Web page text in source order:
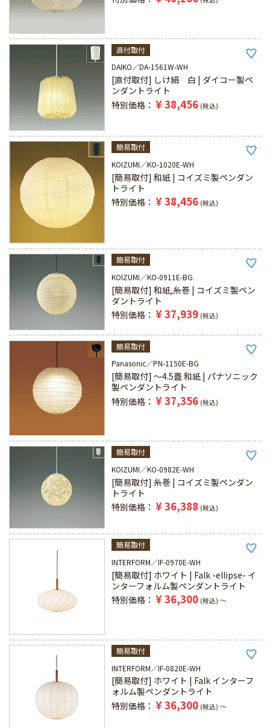
直付取付
DAIKO
DA-1561W-WH
[直付取付] しけ絹 白 | ダイコー製ペ
ンダントライト
特別価格
¥38,456 税込
簡易取付
KOIZUMI
KO-1020E-WH
[簡易取付] 和紙 | コイズミ製ペンダン
トライト
特別価格
¥38,456 税込
簡易取付
KOIZUMI
KO-0911E-BG
[簡易取付] 和紙,糸巻 | コイズミ製ペン
ダントライト
特別価格
¥37,939 税込
簡易取付
Panasonic
PN-1150E-BG
[簡易取付] ～4.5畳 和紙 | パナソニック
製ペンダントライト
特別価格
¥37,356 税込
簡易取付
KOIZUMI
KO-0982E-WH
[簡易取付] 糸巻 | コイズミ製ペンダン
トライト
特別価格
¥36,388 税込
簡易取付
INTERFORM
IF-0970E-WH
[簡易取付] ホワイト | Falk -ellipse- イ
ンターフォルム製ペンダントライト
特別価格
¥36,300 税込 〜
簡易取付
INTERFORM
IF-0820E-WH
[簡易取付] ホワイト | Falk インターフ
ォルム製ペンダントライト
特別価格
¥36,300 税込 〜